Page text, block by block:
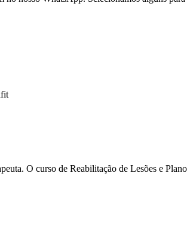
O curso de Reabilitação de Lesões e